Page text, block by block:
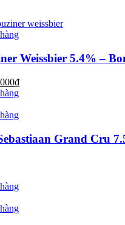
Weissbier 5.4% –
₫
Grand Cru